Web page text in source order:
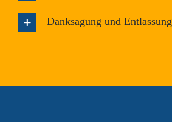
Danksagung und Entlassung